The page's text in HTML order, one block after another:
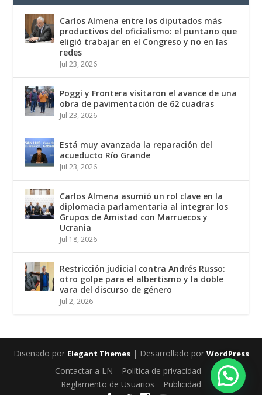
Carlos Almena entre los diputados más
productivos del oficialismo: el puntano que
eligió trabajar en el Congreso y no en las
redes
Jul 23, 2026
Poggi y Frontera visitaron el avance de una
obra de pavimentación de 62 cuadras
Jul 23, 2026
Está muy avanzada la reparación del
acueducto Río Grande
Jul 23, 2026
Carlos Almena asumió un rol clave en la
diplomacia parlamentaria al integrar los
Grupos de Amistad con Marruecos y
Ucrania
Jul 18, 2026
Restricción judicial contra Andrés Russo:
otro golpe para el albertismo y la doble
vara del discurso de género
Jul 2, 2026
Diseñado por Elegant Themes| Desarrollado por WordPress
Contactar a LN
Política de privacidad
Reglamento de Usuarios
Publicidad